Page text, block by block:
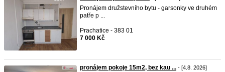
Pronájem družstevního bytu - garsonky ve druhém
patře p ...
Prachatice - 383 01
7 000 Kč
pronájem pokoje 15m2, bez kau ... - [4.8. 2026]